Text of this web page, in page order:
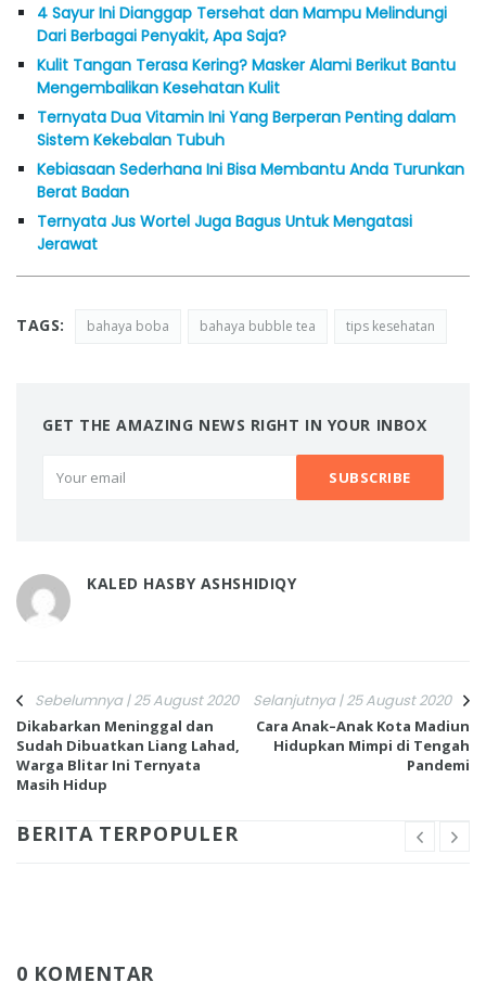
4 Sayur Ini Dianggap Tersehat dan Mampu Melindungi
Dari Berbagai Penyakit, Apa Saja?
Kulit Tangan Terasa Kering? Masker Alami Berikut Bantu
Mengembalikan Kesehatan Kulit
Ternyata Dua Vitamin Ini Yang Berperan Penting dalam
Sistem Kekebalan Tubuh
Kebiasaan Sederhana Ini Bisa Membantu Anda Turunkan
Berat Badan
Ternyata Jus Wortel Juga Bagus Untuk Mengatasi
Jerawat
TAGS: bahaya boba bahaya bubble tea tips kesehatan
GET THE AMAZING NEWS RIGHT IN YOUR INBOX
KALED HASBY ASHSHIDIQY
Sebelumnya | 25 August 2020
Dikabarkan Meninggal dan
Sudah Dibuatkan Liang Lahad,
Warga Blitar Ini Ternyata
Masih Hidup
Selanjutnya | 25 August 2020
Cara Anak–Anak Kota Madiun
Hidupkan Mimpi di Tengah
Pandemi
BERITA TERPOPULER
0 KOMENTAR